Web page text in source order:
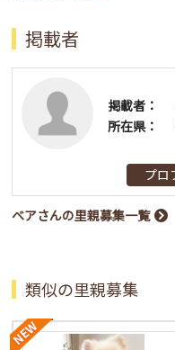
掲載者
掲載者：
所在県：
プロ
ベアさんの里親募集一覧
類似の里親募集